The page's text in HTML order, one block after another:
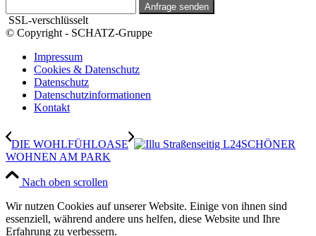
Anfrage senden
SSL-verschlüsselt
© Copyright - SCHATZ-Gruppe
Impressum
Cookies & Datenschutz
Datenschutz
Datenschutzinformationen
Kontakt
DIE WOHLFÜHLOASE
SCHÖNER
WOHNEN AM PARK
Nach oben scrollen
Wir nutzen Cookies auf unserer Website. Einige von ihnen sind
essenziell, während andere uns helfen, diese Website und Ihre
Erfahrung zu verbessern.